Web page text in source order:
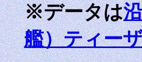
※データは
艦）ティー